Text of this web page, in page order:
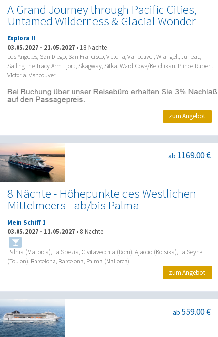
A Grand Journey through Pacific Cities,
Untamed Wilderness & Glacial Wonder
Explora III
03.05.2027 - 21.05.2027 • 18 Nächte
Los Angeles, San Diego, San Francisco, Victoria, Vancouver, Wrangell, Juneau,
Sailing the Tracy Arm Fjord, Skagway, Sitka, Ward Cove/Ketchikan, Prince Rupert,
Victoria, Vancouver
zum Angebot
8 Nächte - Höhepunkte des Westlichen
Mittelmeers - ab/bis Palma
ab 1169.00 €
Mein Schiff 1
03.05.2027 - 11.05.2027 • 8 Nächte
Palma (Mallorca), La Spezia, Civitavecchia (Rom), Ajaccio (Korsika), La Seyne
(Toulon), Barcelona, Barcelona, Palma (Mallorca)
zum Angebot
ab 559.00 €